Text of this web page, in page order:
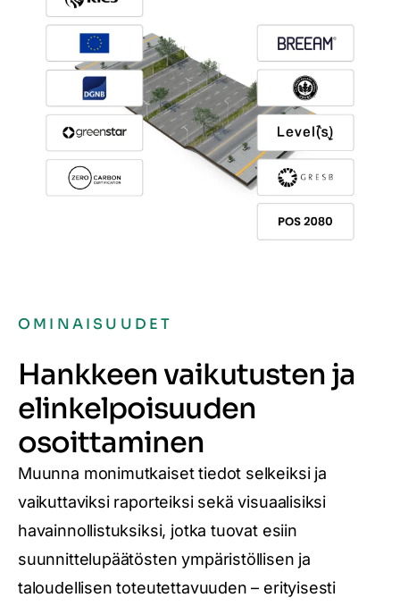
OMINAISUUDET
Hankkeen vaikutusten ja
elinkelpoisuuden
osoittaminen
Muunna monimutkaiset tiedot selkeiksi ja
vaikuttaviksi raporteiksi sekä visuaalisiksi
havainnollistuksiksi, jotka tuovat esiin
suunnittelupäätösten ympäristöllisen ja
taloudellisen toteutettavuuden – erityisesti